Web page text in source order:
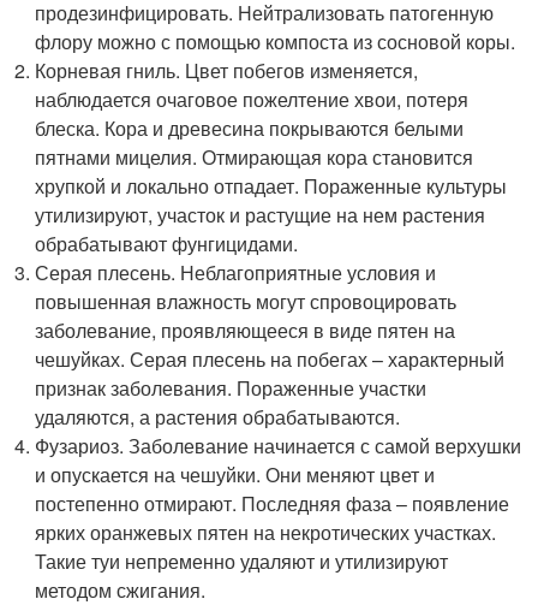
продезинфицировать. Нейтрализовать патогенную
флору можно с помощью компоста из сосновой коры.
Корневая гниль. Цвет побегов изменяется,
наблюдается очаговое пожелтение хвои, потеря
блеска. Кора и древесина покрываются белыми
пятнами мицелия. Отмирающая кора становится
хрупкой и локально отпадает. Пораженные культуры
утилизируют, участок и растущие на нем растения
обрабатывают фунгицидами.
Серая плесень. Неблагоприятные условия и
повышенная влажность могут спровоцировать
заболевание, проявляющееся в виде пятен на
чешуйках. Серая плесень на побегах – характерный
признак заболевания. Пораженные участки
удаляются, а растения обрабатываются.
Фузариоз. Заболевание начинается с самой верхушки
и опускается на чешуйки. Они меняют цвет и
постепенно отмирают. Последняя фаза – появление
ярких оранжевых пятен на некротических участках.
Такие туи непременно удаляют и утилизируют
методом сжигания.